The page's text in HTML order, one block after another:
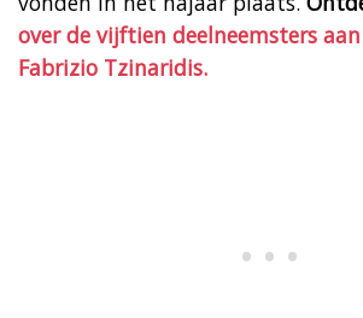
over de vijftien deelneemsters
Fabrizio Tzinaridis.